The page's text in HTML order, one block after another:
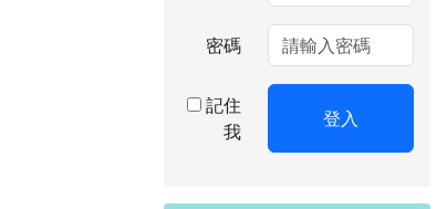
密碼
記住
我
登入
DSC_1987.JPG